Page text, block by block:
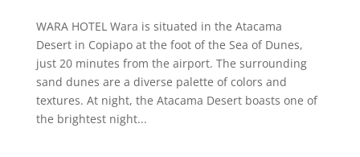
WARA HOTEL Wara is situated in the Atacama
Desert in Copiapo at the foot of the Sea of Dunes,
just 20 minutes from the airport. The surrounding
sand dunes are a diverse palette of colors and
textures. At night, the Atacama Desert boasts one of
the brightest night...